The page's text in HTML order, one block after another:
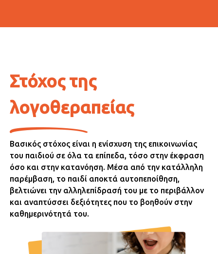
Στόχος της
λογοθεραπείας
Βασικός στόχος είναι η ενίσχυση της επικοινωνίας
του παιδιού σε όλα τα επίπεδα, τόσο στην έκφραση
όσο και στην κατανόηση. Μέσα από την κατάλληλη
παρέμβαση, το παιδί αποκτά αυτοπεποίθηση,
βελτιώνει την αλληλεπίδρασή του με το περιβάλλον
και αναπτύσσει δεξιότητες που το βοηθούν στην
καθημερινότητά του.